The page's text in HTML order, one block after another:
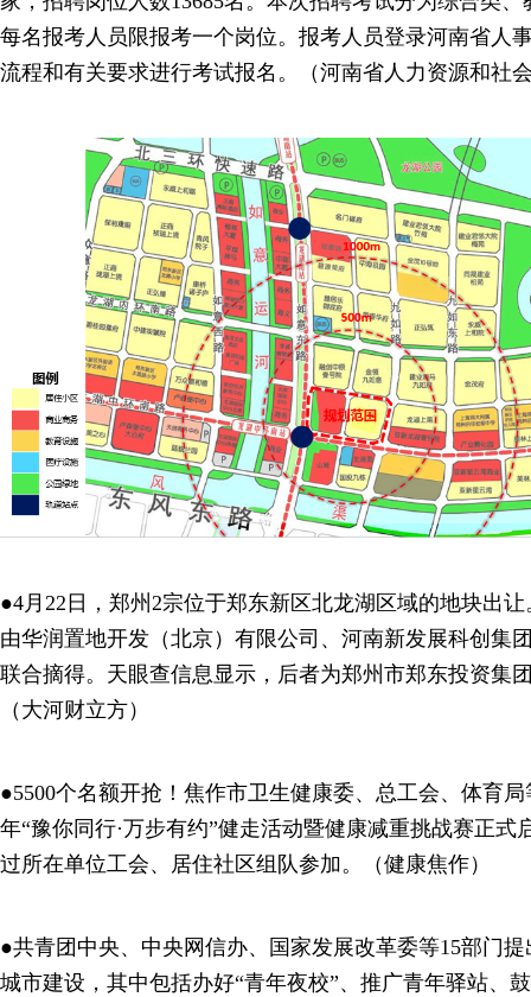
每名报考人员限报考一个岗位。报考人员登录河南省人
流程和有关要求进行考试报名。（河南省人力资源和社
●4月22日，郑州2宗位于郑东新区北龙湖区域的地块出
由华润置地开发（北京）有限公司、河南新发展科创集
联合摘得。天眼查信息显示，后者为郑州市郑东投资集
（大河财立方）
●5500个名额开抢！焦作市卫生健康委、总工会、体育
年“豫你同行·万步有约”健走活动暨健康减重挑战赛正式
过所在单位工会、居住社区组队参加。（健康焦作）
●共青团中央、中央网信办、国家发展改革委等15部门
城市建设，其中包括办好“青年夜校”、推广青年驿站、